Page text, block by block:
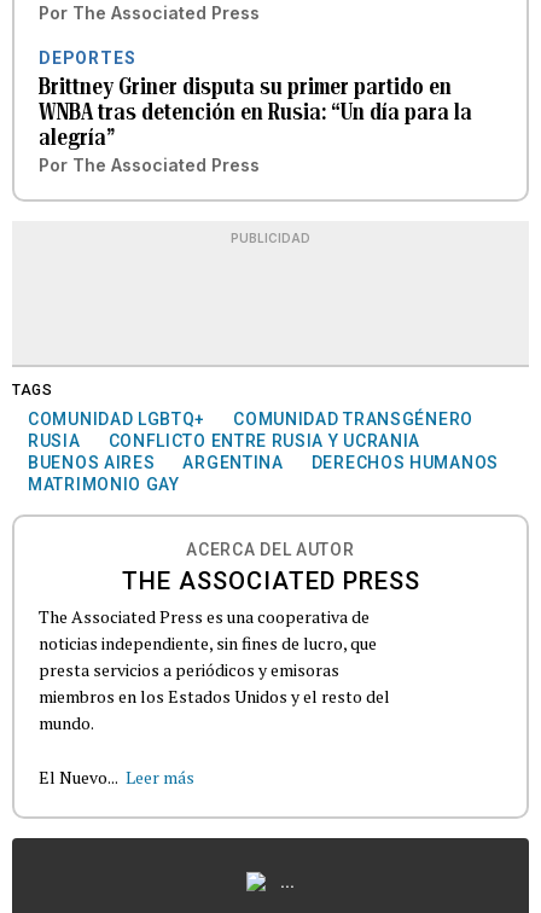
Por The Associated Press
DEPORTES
Brittney Griner disputa su primer partido en
WNBA tras detención en Rusia: “Un día para la
alegría”
Por The Associated Press
PUBLICIDAD
TAGS
COMUNIDAD LGBTQ+
COMUNIDAD TRANSGÉNERO
RUSIA
CONFLICTO ENTRE RUSIA Y UCRANIA
BUENOS AIRES
ARGENTINA
DERECHOS HUMANOS
MATRIMONIO GAY
ACERCA DEL AUTOR
THE ASSOCIATED PRESS
The Associated Press es una cooperativa de
noticias independiente, sin fines de lucro, que
presta servicios a periódicos y emisoras
miembros en los Estados Unidos y el resto del
mundo.
El Nuevo... Leer más
...